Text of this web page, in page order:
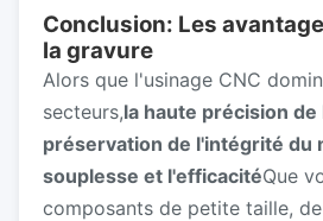
Conclusion: Les
la gravure
Alors que l'usinage CNC
secteurs,la haute précision de
préservation de l'intégrité du
souplesse et l'efficacitéQue
composants de petite taille,